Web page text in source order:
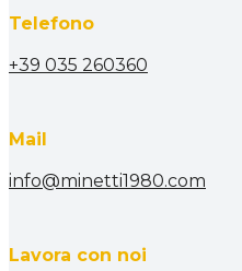
Telefono
+39 035 260360
Mail
info@minetti1980.com
Lavora con noi